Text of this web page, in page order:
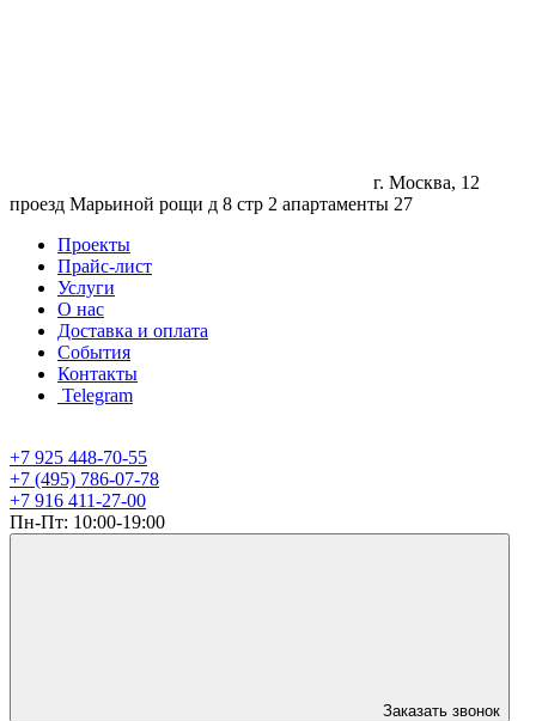
г. Москва, 12
проезд Марьиной рощи д 8 стр 2 апартаменты 27
Проекты
Прайс-лист
Услуги
О нас
Доставка и оплата
События
Контакты
Telegram
+7 925 448-70-55
+7 (495) 786-07-78
+7 916 411-27-00
Пн-Пт: 10:00-19:00
Заказать звонок